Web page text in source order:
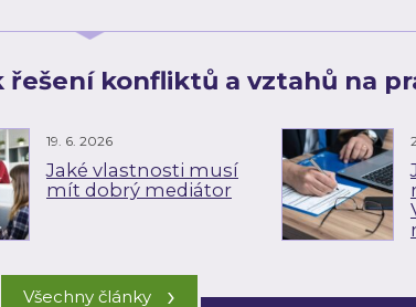
řešení konfliktů a vztahů na
19. 6. 2026
Jaké vlastnosti musí
mít dobrý mediátor
Všechny články ›